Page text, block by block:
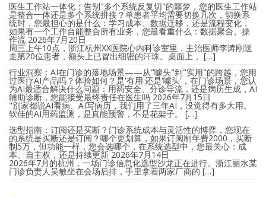
医生工作站一体化：告别"多个系统反复切"的噩梦，您的医生工作站
是整合一体还是多个系统拼接？单患者平均需要切换几次，切换系
统时，您最担心的是什么：学习成本、数据迁移，还是流程变化，
如果有一个工作台能整合所有业务，您最看重什么：数据聚合、操
作流 2026年7月20日
周三上午10点，浙江杭州XX医院心内科诊室里，主治医师李涛刚送
走第20位患者，额头上已冒出细密的汗珠。桌面上， […]
行业洞察：AI在门诊的落地场景——从"噱头"到"实用"的跨越，您用
过医疗AI产品吗？体验如何？是'有用'还是'噱头'，在门诊场景，您认
为AI最适合解决什么问题：用药安全、分诊导流，还是病历生成，AI
辅助诊断，您能接受最终责任在医生吗 2026年7月15日
"别家都说AI看病、AI写病历，我们用了三年AI，没觉得有多大用。
软佳的AI用药监测，是真能预警，不是花架子。 […]
选型指南：订阅还是买断？门诊系统成本与灵活性的博弈，您现在
的系统是买断还是订阅？哪个更划算，如果订阅制年费2000，买断
制5万，但功能一样，您会选哪个，在系统选型中，您最关心：成
本、自主权，还是持续更新 2026年7月14日
2026年7月的杭州，一场门诊信息化选型沙龙正在进行。浙江丽水某
门诊负责人吴敏坐在会场后排，手里拿着两家厂商的 […]